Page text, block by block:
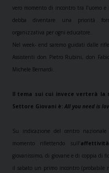
vero momento di incontro tra l’uomo e
debba diventare una priorità
organizzativa per ogni educatore.
Nel week- end saremo guidati dalle
Assistenti don Pietro Rubini, don
Michele Bernardi.
Il tema sui cui invece verterà la
Settore Giovani è: All you need is
Su indicazione del centro nazionale
momento riflettendo sull’ affettività
giovanissimo, di giovane e di coppia di
il sabato un primo incontro (probabile